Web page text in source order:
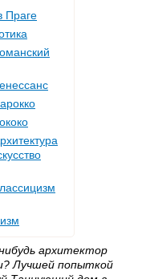
Праге
архитектор
Лучшей попыткой